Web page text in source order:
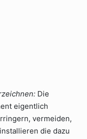
Die
eigentlich
vermeiden,
die dazu